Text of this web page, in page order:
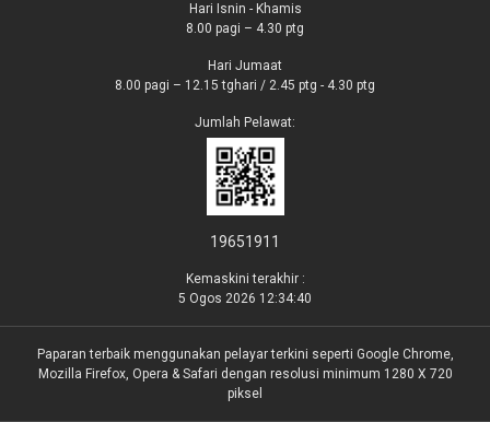
Hari Isnin - Khamis
8.00 pagi – 4.30 ptg
Hari Jumaat
8.00 pagi – 12.15 tghari / 2.45 ptg - 4.30 ptg
Jumlah Pelawat:
19651911
Kemaskini terakhir :
5 Ogos 2026 12:34:40
Paparan terbaik menggunakan pelayar terkini seperti Google Chrome,
Mozilla Firefox, Opera & Safari dengan resolusi minimum 1280 X 720
piksel